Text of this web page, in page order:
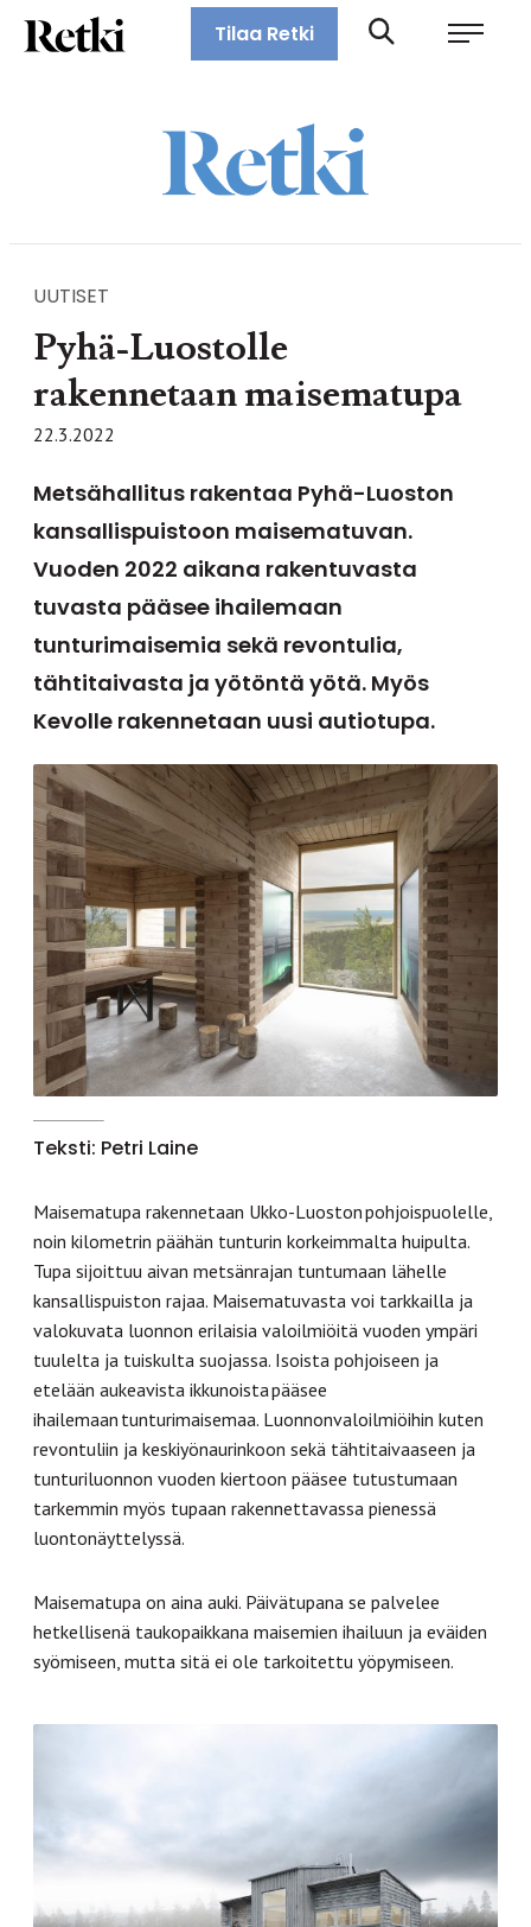
Siirry
suoraan
Retki-lehti
Tilaa Retki
UUTISET
Pyhä-Luostolle
rakennetaan maisematupa
22.3.2022
Metsähallitus rakentaa Pyhä-Luoston
kansallispuistoon maisematuvan.
Vuoden 2022 aikana rakentuvasta
tuvasta pääsee ihailemaan
tunturimaisemia sekä revontulia,
tähtitaivasta ja yötöntä yötä. Myös
Kevolle rakennetaan uusi autiotupa.
Teksti: Petri Laine
Maisematupa rakennetaan Ukko-Luoston pohjoispuolelle,
noin kilometrin päähän tunturin korkeimmalta huipulta.
Tupa sijoittuu aivan metsänrajan tuntumaan lähelle
kansallispuiston rajaa. Maisematuvasta voi tarkkailla ja
valokuvata luonnon erilaisia valoilmiöitä vuoden ympäri
tuulelta ja tuiskulta suojassa. Isoista pohjoiseen ja
etelään aukeavista ikkunoista pääsee
ihailemaan tunturimaisemaa. Luonnonvaloilmiöihin kuten
revontuliin ja keskiyönaurinkoon sekä tähtitaivaaseen ja
tunturiluonnon vuoden kiertoon pääsee tutustumaan
tarkemmin myös tupaan rakennettavassa pienessä
luontonäyttelyssä.
Maisematupa on aina auki. Päivätupana se palvelee
hetkellisenä taukopaikkana maisemien ihailuun ja eväiden
syömiseen, mutta sitä ei ole tarkoitettu yöpymiseen.